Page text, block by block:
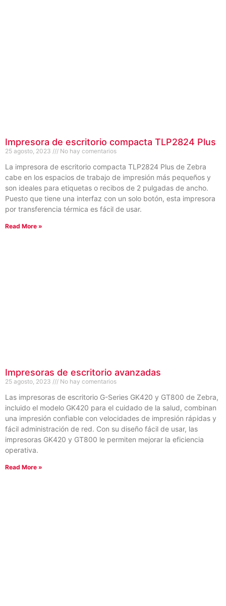
Impresora de escritorio compacta TLP2824 Plus
25 agosto, 2023 No hay comentarios
La impresora de escritorio compacta TLP2824 Plus de Zebra
cabe en los espacios de trabajo de impresión más pequeños y
son ideales para etiquetas o recibos de 2 pulgadas de ancho.
Puesto que tiene una interfaz con un solo botón, esta impresora
por transferencia térmica es fácil de usar.
Read More »
Impresoras de escritorio avanzadas
25 agosto, 2023 No hay comentarios
Las impresoras de escritorio G-Series GK420 y GT800 de Zebra,
incluido el modelo GK420 para el cuidado de la salud, combinan
una impresión confiable con velocidades de impresión rápidas y
fácil administración de red. Con su diseño fácil de usar, las
impresoras GK420 y GT800 le permiten mejorar la eficiencia
operativa.
Read More »